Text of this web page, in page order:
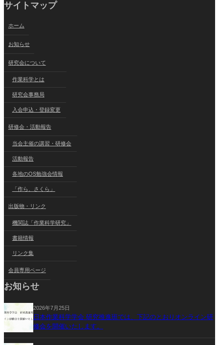
サイトマップ
ホーム
お知らせ
研究会について
作業科学とは
研究会事務局
入会申込・登録変更
研修会・活動報告
当会主催の講習・研修会
活動報告
各地のOS勉強会情報
「作ら、さくら」
出版物・リンク
機関誌「作業科学研究」
書籍情報
リンク集
会員専用ページ
お知らせ
2026年7月25日
日本作業科学学会 研究推進班では、下記のとおりオンライン研
修会を開催いたします。